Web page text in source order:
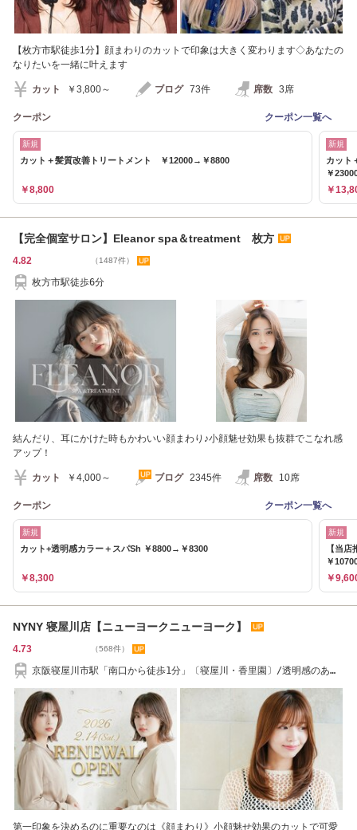
【枚方市駅徒歩1分】顔まわりのカットで印象は大きく変わります◇あなたの
なりたいを一緒に叶えます
カット ￥3,800～ ブログ 73件 席数 3席
クーポン クーポン一覧へ
新規
カット＋髪質改善トリートメント ￥12000→￥8800
￥8,800
新規
カット
￥
￥
【完全個室サロン】Eleanor spa＆treatment 枚方
4.82 （1487件）
枚方市駅徒歩6分
結んだり、耳にかけた時もかわいい顔まわり♪小顔魅せ効果も抜群でこなれ感
アップ！
カット ￥4,000～ ブログ 2345件 席数 10席
クーポン クーポン一覧へ
新規
カット+透明感カラー＋スパSh ￥8800→￥8300
￥8,300
新規
【当
￥
￥
NYNY 寝屋川店【ニューヨークニューヨーク】
4.73 （568件）
京阪寝屋川市駅「南口から徒歩1分」〔寝屋川・香里園〕/透明感のある
第一印象を決めるのに重要なのは《顔まわり》小顔魅せ効果のカットで可愛